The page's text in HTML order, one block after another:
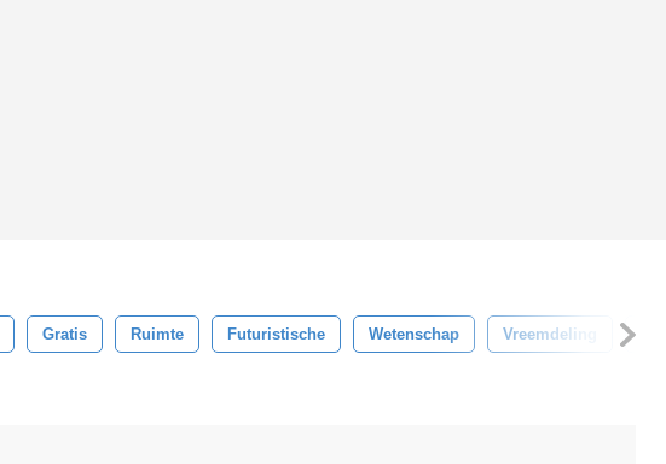
Gratis Ruimte Futuristische Wetenschap Vreemdeling